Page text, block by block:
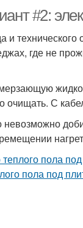
#2:
и
где не
очищать. С